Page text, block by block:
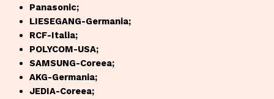
Panasonic;
LIESEGANG-Germania;
RCF-Italia;
POLYCOM-USA;
SAMSUNG-Coreea;
AKG-Germania;
JEDIA-Coreea;